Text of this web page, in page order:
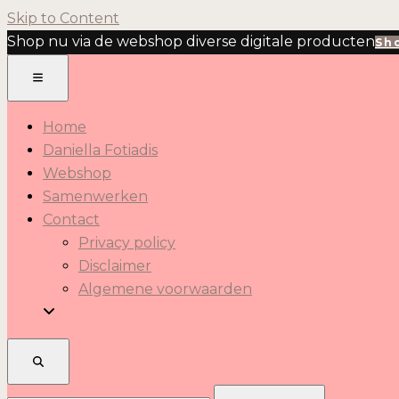
Skip to Content
Shop nu via de webshop diverse digitale producten
Home
Daniella Fotiadis
Webshop
Samenwerken
Contact
Privacy policy
Disclaimer
Algemene voorwaarden
Zoeken